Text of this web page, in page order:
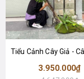
3.950.000₫